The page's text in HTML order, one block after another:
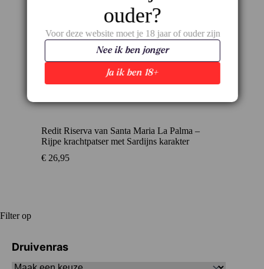
Redit Riserva van Santa Maria La Palma –
Rijpe krachtpatser met Sardijns karakter
€ 26,95
Filter op
Druivenras
ouder?
Voor deze website moet je 18 jaar of ouder zijn
Ja ik ben 18+
Nee ik ben jonger